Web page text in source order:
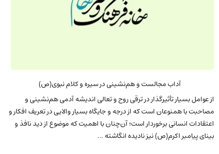
آداب مجالست و هم‌نشینی در سیره و کلام نبوی(ص)
از عوامل بسیار تأثیرگذار در ترقی روح و تعالی اندیشه آدمی هم‌نشینی و
مصاحبت با همنوعان است که از درجه و جایگاه بسیار والایی در تعریف افکار و
اعتقادات انسانی برخوردار است؛ آن‌چنان با اهمیت که موضوع از دید نافذ و
بینای پیامبر اکرم(ص) نیز نادیده انگاشته ...